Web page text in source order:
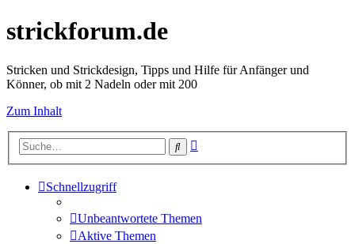
strickforum.de
Stricken und Strickdesign, Tipps und Hilfe für Anfänger und
Könner, ob mit 2 Nadeln oder mit 200
Zum Inhalt
Suche
Schnellzugriff
Unbeantwortete Themen
Aktive Themen